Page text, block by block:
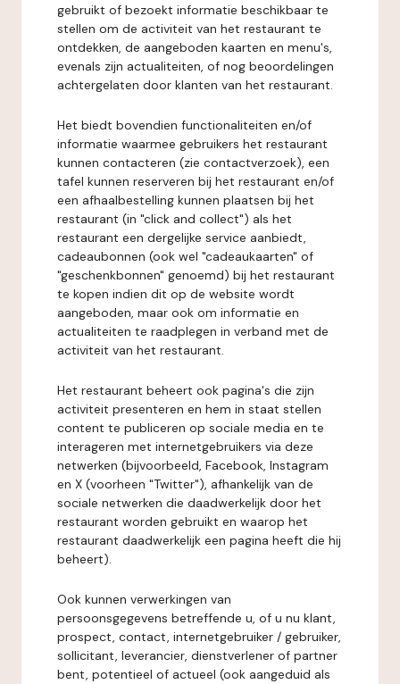
gebruikt of bezoekt informatie beschikbaar te
stellen om de activiteit van het restaurant te
ontdekken, de aangeboden kaarten en menu's,
evenals zijn actualiteiten, of nog beoordelingen
achtergelaten door klanten van het restaurant.
Het biedt bovendien functionaliteiten en/of
informatie waarmee gebruikers het restaurant
kunnen contacteren (zie contactverzoek), een
tafel kunnen reserveren bij het restaurant en/of
een afhaalbestelling kunnen plaatsen bij het
restaurant (in "click and collect") als het
restaurant een dergelijke service aanbiedt,
cadeaubonnen (ook wel "cadeaukaarten" of
"geschenkbonnen" genoemd) bij het restaurant
te kopen indien dit op de website wordt
aangeboden, maar ook om informatie en
actualiteiten te raadplegen in verband met de
activiteit van het restaurant.
Het restaurant beheert ook pagina's die zijn
activiteit presenteren en hem in staat stellen
content te publiceren op sociale media en te
interageren met internetgebruikers via deze
netwerken (bijvoorbeeld, Facebook, Instagram
en X (voorheen "Twitter"), afhankelijk van de
sociale netwerken die daadwerkelijk door het
restaurant worden gebruikt en waarop het
restaurant daadwerkelijk een pagina heeft die hij
beheert).
Ook kunnen verwerkingen van
persoonsgegevens betreffende u, of u nu klant,
prospect, contact, internetgebruiker / gebruiker,
sollicitant, leverancier, dienstverlener of partner
bent, potentieel of actueel (ook aangeduid als